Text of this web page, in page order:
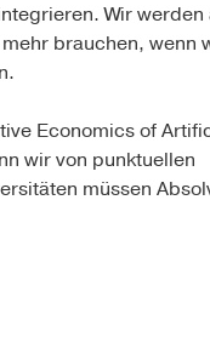
Wir werden
brauchen, wenn
Economics of
wir von punktuellen
müssen